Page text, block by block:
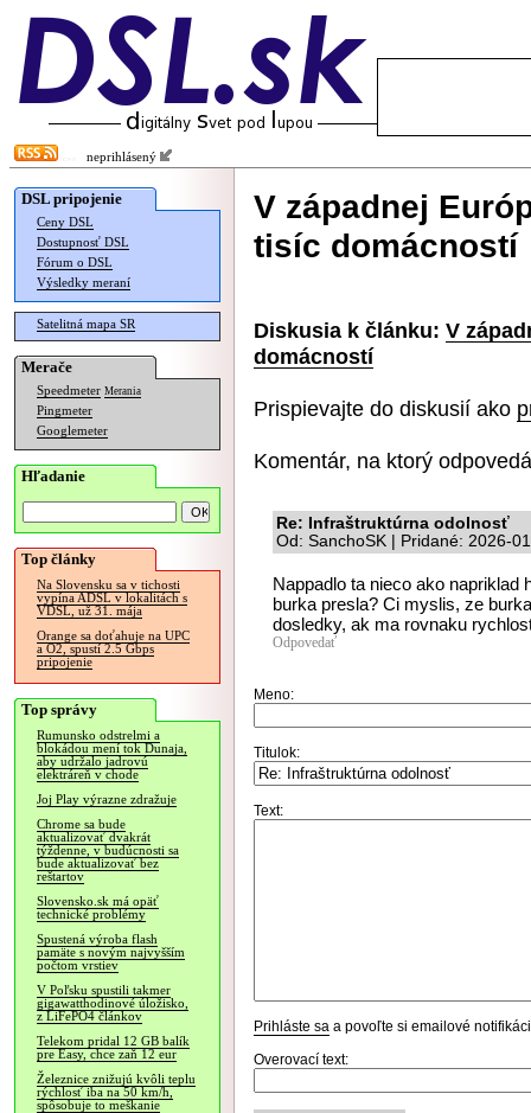
neprihlásený
DSL pripojenie
Ceny DSL
Dostupnosť DSL
Fórum o DSL
Výsledky meraní
Satelitná mapa SR
Merače
Speedmeter Merania
Pingmeter
Googlemeter
Hľadanie
Top články
Na Slovensku sa v tichosti
vypína ADSL v lokalitách s
VDSL, už 31. mája
Orange sa doťahuje na UPC
a O2, spustí 2.5 Gbps
pripojenie
Top správy
Rumunsko odstrelmi a
blokádou mení tok Dunaja,
aby udržalo jadrovú
elektráreň v chode
Joj Play výrazne zdražuje
Chrome sa bude
aktualizovať dvakrát
týždenne, v budúcnosti sa
bude aktualizovať bez
reštartov
Slovensko.sk má opäť
technické problémy
Spustená výroba flash
pamäte s novým najvyšším
počtom vrstiev
V Poľsku spustili takmer
gigawatthodinové úložisko,
z LiFePO4 článkov
Telekom pridal 12 GB balík
pre Easy, chce zaň 12 eur
Železnice znižujú kvôli teplu
rýchlosť iba na 50 km/h,
spôsobuje to meškanie
V západnej
tisíc domácností
Diskusia k článku: V
domácností
Prispievajte do diskusií ako
Komentár, na ktorý
Re: Infraštruktúrna odolnosť
Od: SanchoSK | Pridané: 2026-
Nappadlo ta nieco ako
burka presla? Ci myslis, ze
dosledky, ak ma rovnaku
Odpovedať
Meno:
Titulok:
Text:
Prihláste sa a povoľte si emailové
Overovací text: